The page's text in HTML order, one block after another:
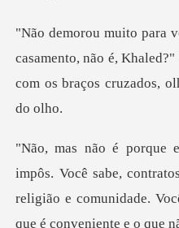
amento, não é,
com
be,
religião e comunidade.